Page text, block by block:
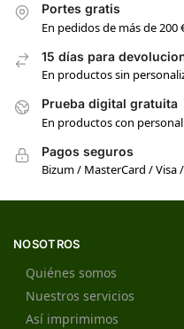
Portes gratis
En pedidos de más de 200
15 días para
En productos sin
Prueba digital gratuita
En productos con
Pagos seguros
Bizum / MasterCard / Visa
NOSOTROS
Quiénes somos
Nuestros servicios
Así imprimimos